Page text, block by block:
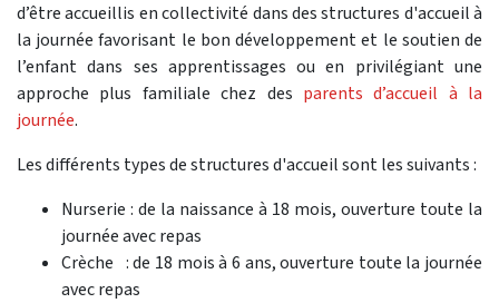
d’être accueillis en collectivité dans des structures d'accueil à
la journée favorisant le bon développement et le soutien de
l’enfant dans ses apprentissages ou en privilégiant une
approche plus familiale chez des parents d’accueil à la
journée.
Les différents types de structures d'accueil sont les suivants :
Nurserie : de la naissance à 18 mois, ouverture toute la
journée avec repas
Crèche : de 18 mois à 6 ans, ouverture toute la journée
avec repas